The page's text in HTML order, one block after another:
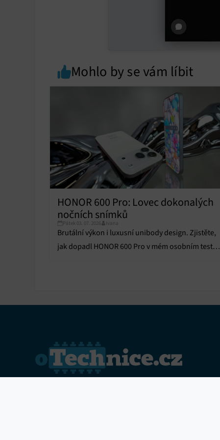
Mohlo by se vám líbit
HONOR 600 Pro: Lovec dokonalých
nočních snímků
Pátek 03. 07. 2026 Ivana
Brutální výkon i luxusní unibody design. Zjistěte,
jak dopadl HONOR 600 Pro v mém osobním testu a